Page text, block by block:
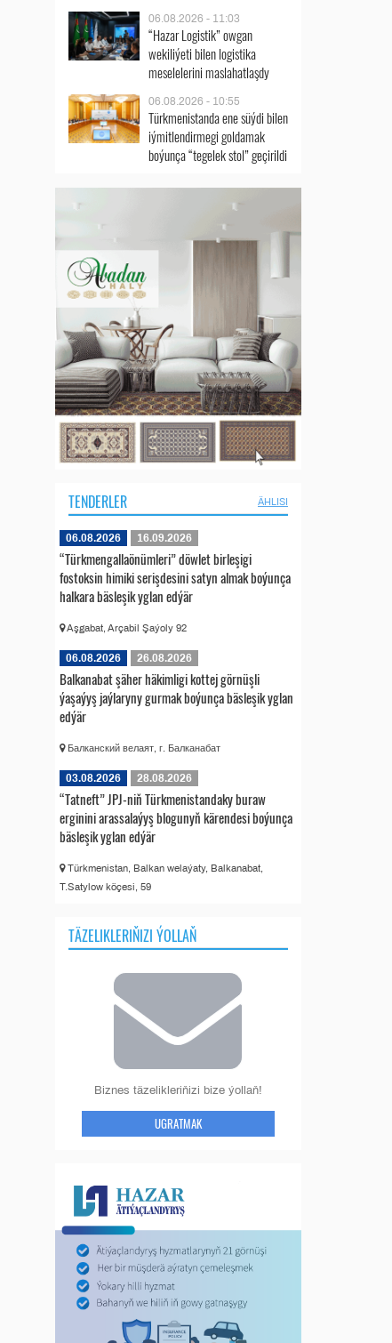
06.08.2026 - 11:03
“Hazar Logistik” owgan
wekiliýeti bilen logistika
meselelerini maslahatlaşdy
06.08.2026 - 10:55
Türkmenistanda ene süýdi bilen
iýmitlendirmegi goldamak
boýunça “tegelek stol” geçirildi
TENDERLER ÄHLISI
06.08.2026 16.09.2026
“Türkmengallaönümleri” döwlet birleşigi
fostoksin himiki serişdesini satyn almak boýunça
halkara bäsleşik yglan edýär
Aşgabat, Arçabil Şaýoly 92
06.08.2026 26.08.2026
Balkanabat şäher häkimligi kottej görnüşli
ýaşaýyş jaýlaryny gurmak boýunça bäsleşik yglan
edýär
Балканский велаят, г. Балканабат
03.08.2026 28.08.2026
“Tatneft” JPJ-niň Türkmenistandaky buraw
erginini arassalaýyş blogunyň kärendesi boýunça
bäsleşik yglan edýär
Türkmenistan, Balkan welaýaty, Balkanabat,
T.Satylow köçesi, 59
TÄZELIKLERIŇIZI ÝOLLAŇ
Biznes täzelikleriňizi bize ýollaň!
UGRATMAK